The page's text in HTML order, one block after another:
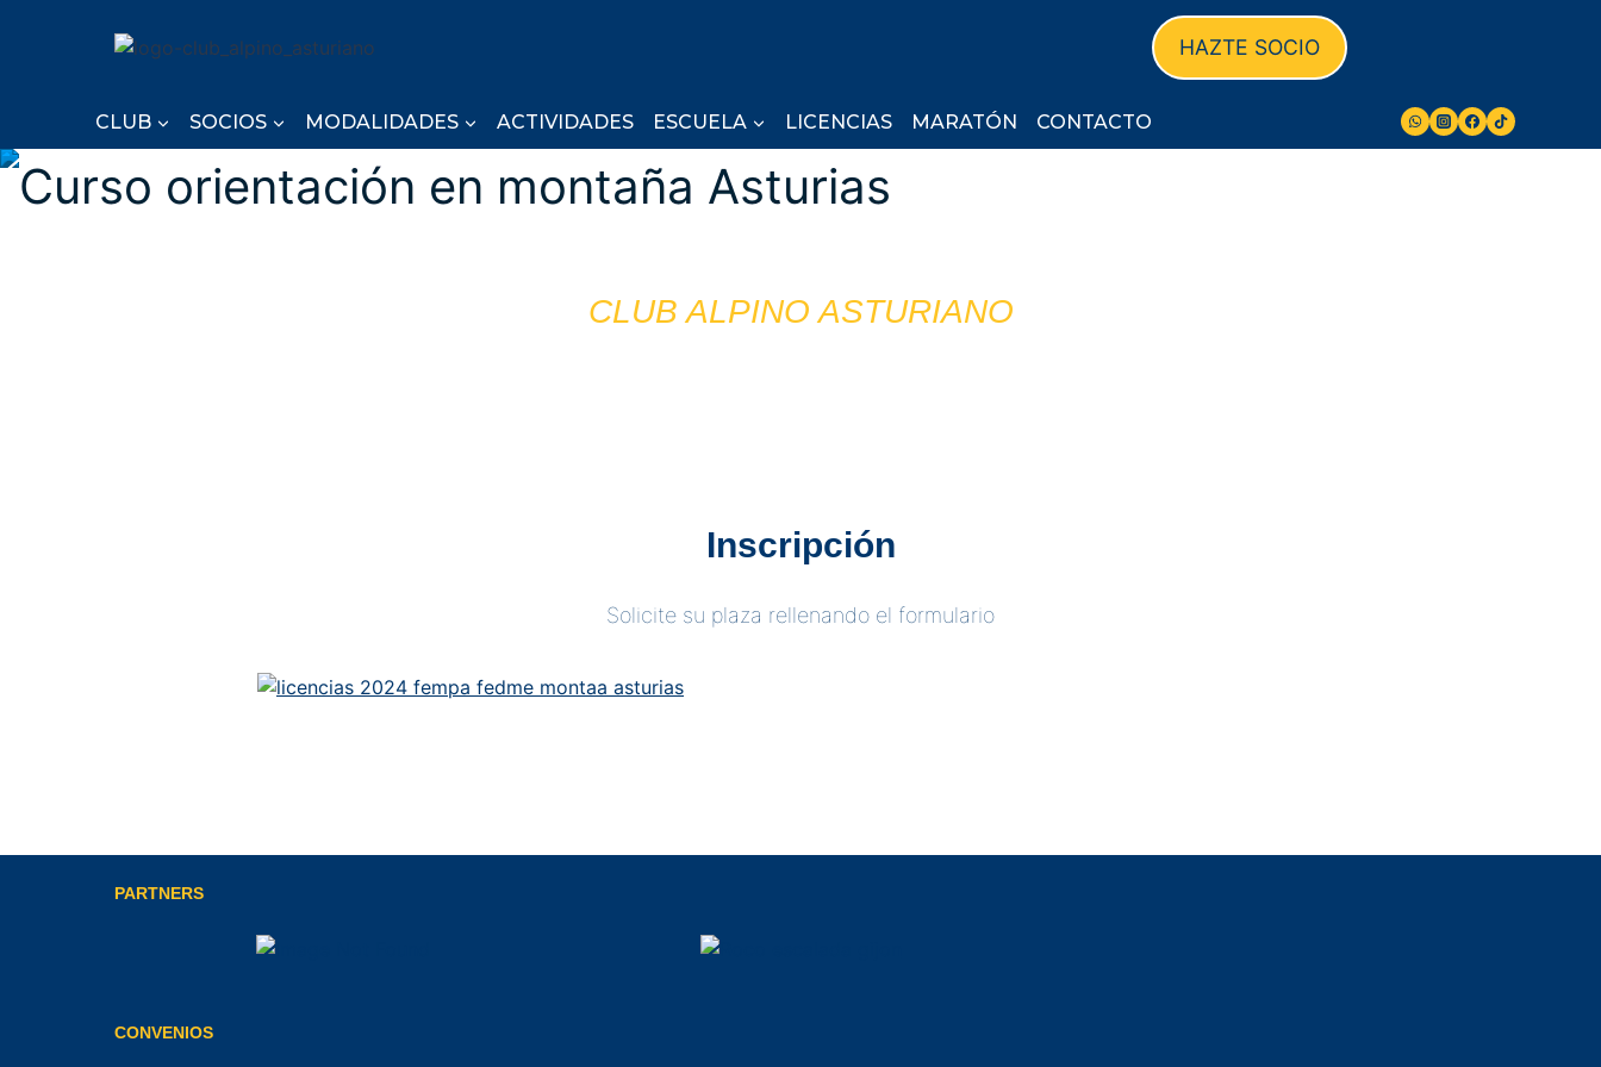
HAZTE SOCIO
CLUB SOCIOS MODALIDADES ACTIVIDADES ESCUELA LICENCIAS MARATÓN CONTACTO
CLUB ALPINO ASTURIANO
Inscripción
Solicite su plaza rellenando el formulario
PARTNERS
CONVENIOS